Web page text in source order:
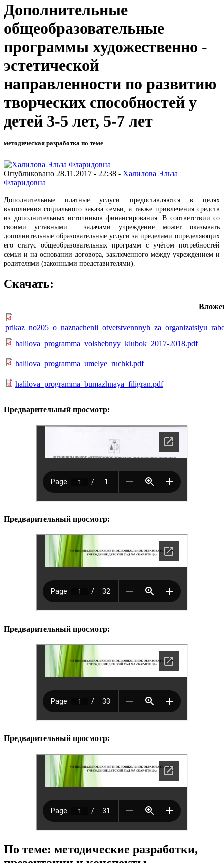
Дополнительные
общеобразовательные
программы художественно -
эстетической
направленности по развитию
творческих способностей у
детей 3-5 лет, 5-7 лет
методическая разработка по теме
Опубликовано 28.11.2017 - 22:38 - Халилова Эльза
Фларидовна
Дополнительные платные услуги предоставляются в целях
выполнения социального заказа семьи, а также привлечения средств
из дополнительных источников финансирования. В соответствии со
своими уставными задачами учреждение может оказывать
дополнительные образовательные услуги за пределами определяющих
его статус общеобразовательных программ с учётом потребностей
семьи и на основании договора, заключенного между учреждением и
родителями (законными представителями).
Скачать:
halilova_programma_volshebnyy_klubok_2017-2018.pdf
halilova_programma_umelye_ruchki.pdf
halilova_programma_bumazhnaya_filigran.pdf
Предварительный просмотр:
Предварительный просмотр:
Предварительный просмотр:
Предварительный просмотр:
По теме: методические разработки,